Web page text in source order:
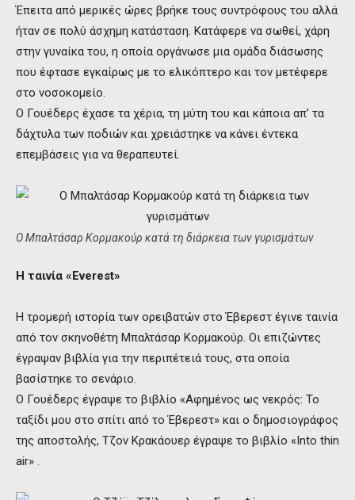
Έπειτα από μερικές ώρες βρήκε τους συντρόφους του αλλά
ήταν σε πολύ άσχημη κατάσταση. Κατάφερε να σωθεί, χάρη
στην γυναίκα του, η οποία οργάνωσε μια ομάδα διάσωσης
που έφτασε εγκαίρως με το ελικόπτερο και τον μετέφερε
στο νοσοκομείο.
Ο Γουέδερς έχασε τα χέρια, τη μύτη του και κάποια απ’ τα
δάχτυλα των ποδιών και χρειάστηκε να κάνει έντεκα
επεμβάσεις για να θεραπευτεί.
Ο Μπαλτάσαρ Κορμακούρ κατά τη διάρκεια των γυρισμάτων
Η ταινία «Εverest»
Η τρομερή ιστορία των ορειβατών στο Έβερεστ έγινε ταινία
από τον σκηνοθέτη Μπαλτάσαρ Κορμακούρ. Οι επιζώντες
έγραψαν βιβλία για την περιπέτειά τους, στα οποία
βασίστηκε το σενάριο.
Ο Γουέδερς έγραψε το βιβλίο «Αφημένος ως νεκρός: Το
ταξίδι μου στο σπίτι από το Έβερεστ» και ο δημοσιογράφος
της αποστολής, Τζον Κρακάουερ έγραψε το βιβλίο «Into thin
air» .